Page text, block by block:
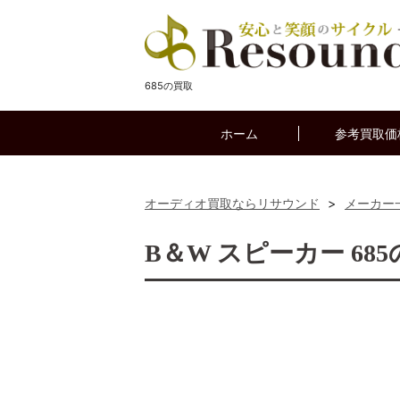
685の買取
ホーム 参考買取価
オーディオ買取ならリサウンド > メーカー
B＆W スピーカー 685